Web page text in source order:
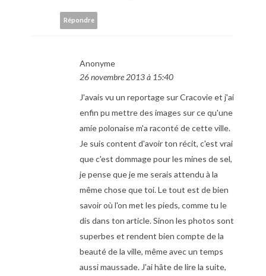
Répondre
Anonyme
26 novembre 2013 à 15:40
J'avais vu un reportage sur Cracovie et j'ai
enfin pu mettre des images sur ce qu'une
amie polonaise m'a raconté de cette ville.
Je suis content d'avoir ton récit, c'est vrai
que c'est dommage pour les mines de sel,
je pense que je me serais attendu à la
même chose que toi. Le tout est de bien
savoir où l'on met les pieds, comme tu le
dis dans ton article. Sinon les photos sont
superbes et rendent bien compte de la
beauté de la ville, même avec un temps
aussi maussade. J'ai hâte de lire la suite,